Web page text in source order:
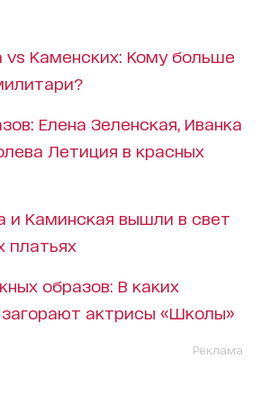
Каменских: Кому больше
Елена Зеленская, Иванка
Летиция в красных
и Каминская вышли в свет
платьях
образов: В каких
загорают актрисы «Школы»
Реклама